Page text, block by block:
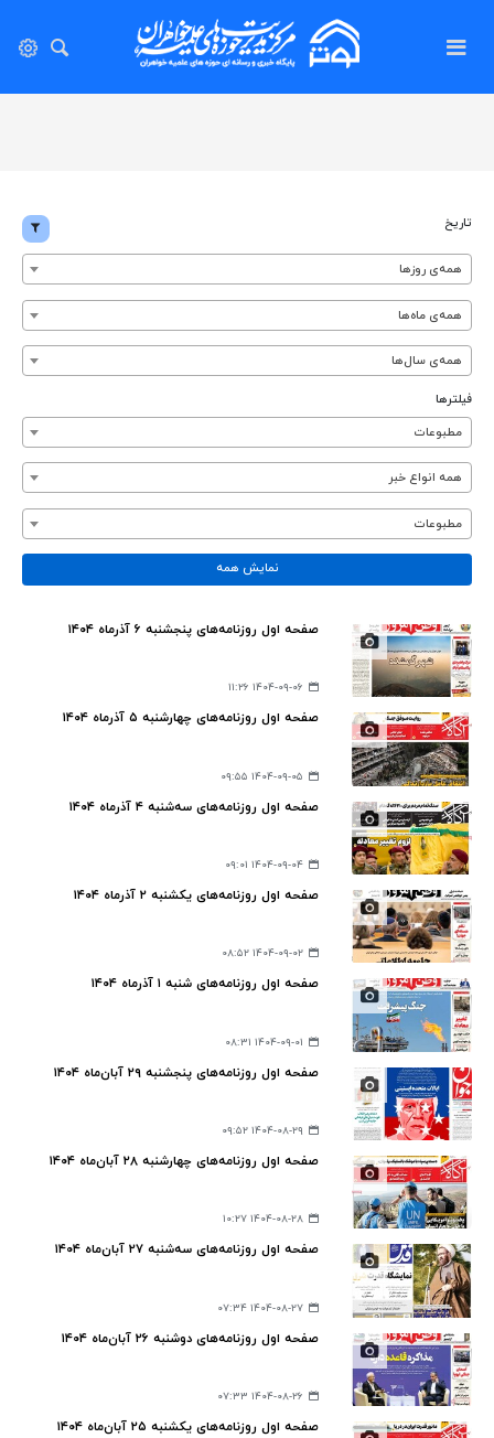
صفحه اول روزنامه‌های پنجشنبه ۶ آذرماه ۱۴۰۴
۱۴۰۴-۰۹-۰۶ ۱۱:۲۶
صفحه اول روزنامه‌های چهارشنبه ۵ آذرماه ۱۴۰۴
۱۴۰۴-۰۹-۰۵ ۰۹:۵۵
صفحه اول روزنامه‌های سه‌شنبه ۴ آذرماه ۱۴۰۴
۱۴۰۴-۰۹-۰۴ ۰۹:۰۱
صفحه اول روزنامه‌های یکشنبه ۲ آذرماه ۱۴۰۴
۱۴۰۴-۰۹-۰۲ ۰۸:۵۲
صفحه اول روزنامه‌های شنبه ۱ آذرماه ۱۴۰۴
۱۴۰۴-۰۹-۰۱ ۰۸:۳۱
صفحه اول روزنامه‌های پنجشنبه ۲۹ آبان‌ماه ۱۴۰۴
۱۴۰۴-۰۸-۲۹ ۰۹:۵۲
صفحه اول روزنامه‌های چهارشنبه ۲۸ آبان‌ماه ۱۴۰۴
۱۴۰۴-۰۸-۲۸ ۱۰:۲۷
صفحه اول روزنامه‌های سه‌شنبه ۲۷ آبان‌ماه ۱۴۰۴
۱۴۰۴-۰۸-۲۷ ۰۷:۳۴
صفحه اول روزنامه‌های دوشنبه ۲۶ آبان‌ماه ۱۴۰۴
۱۴۰۴-۰۸-۲۶ ۰۷:۳۳
صفحه اول روزنامه‌های یکشنبه ۲۵ آبان‌ماه ۱۴۰۴
تاریخ
همه‌ی روزها
همه‌ی ماه‌ها
همه‌ی سال‌ها
فیلترها
مطبوعات
همه انواع خبر
مطبوعات
نمایش همه